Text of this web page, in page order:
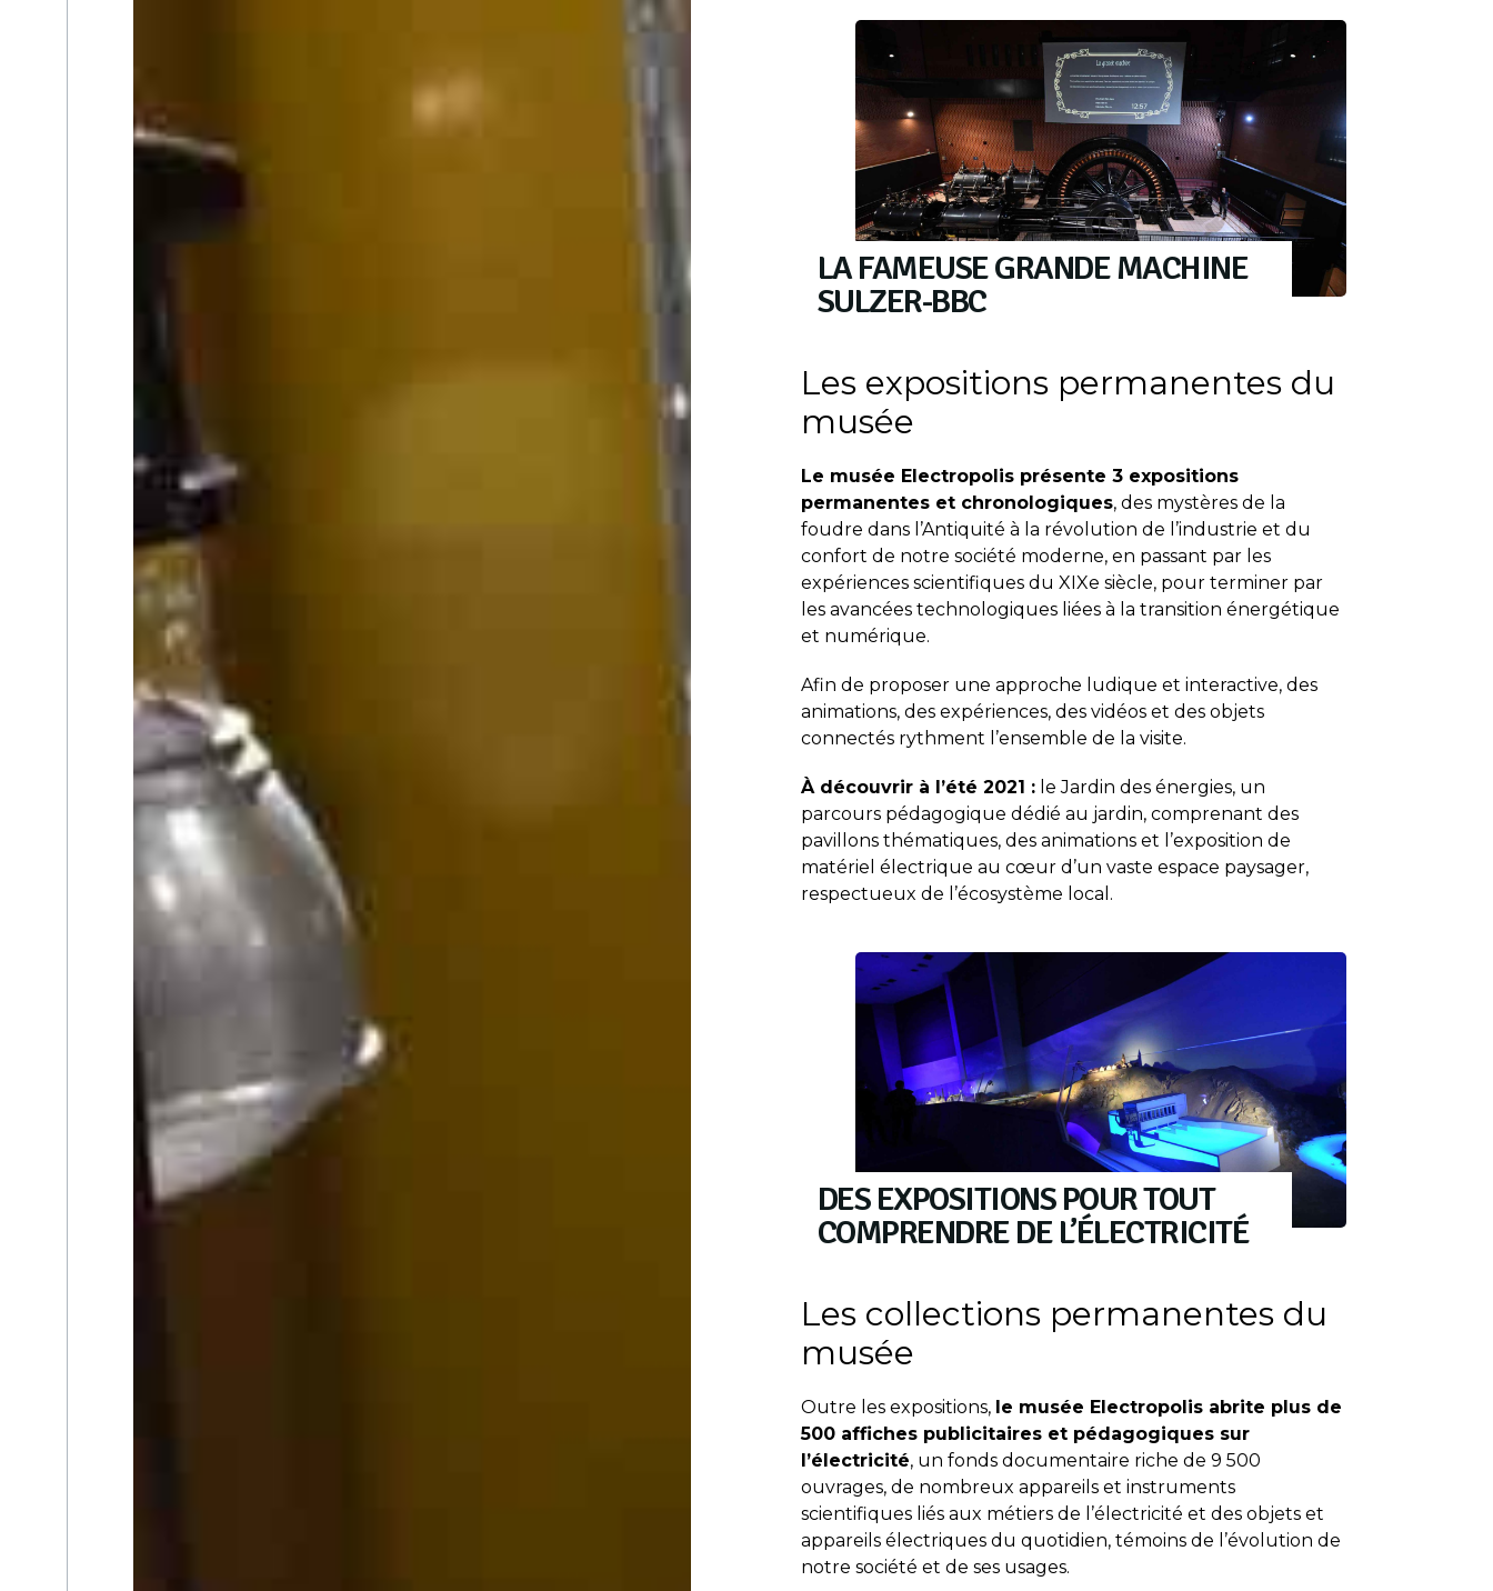
LA FAMEUSE GRANDE MACHINE
SULZER-BBC
Les expositions permanentes du
musée
Le musée Electropolis présente 3 expositions
permanentes et chronologiques, des mystères de la
foudre dans l’Antiquité à la révolution de l’industrie et du
confort de notre société moderne, en passant par les
expériences scientifiques du XIXe siècle, pour terminer par
les avancées technologiques liées à la transition énergétique
et numérique.
Afin de proposer une approche ludique et interactive, des
animations, des expériences, des vidéos et des objets
connectés rythment l’ensemble de la visite.
À découvrir à l’été 2021 :le Jardin des énergies, un
parcours pédagogique dédié au jardin, comprenant des
pavillons thématiques, des animations et l’exposition de
matériel électrique au cœur d’un vaste espace paysager,
respectueux de l’écosystème local.
DES EXPOSITIONS POUR TOUT
COMPRENDRE DE L’ÉLECTRICITÉ
Les collections permanentes du
musée
Outre les expositions, le musée Electropolis abrite plus de
500 affiches publicitaires et pédagogiques sur
l’électricité, un fonds documentaire riche de 9 500
ouvrages, de nombreux appareils et instruments
scientifiques liés aux métiers de l’électricité et des objets et
appareils électriques du quotidien, témoins de l’évolution de
notre société et de ses usages.